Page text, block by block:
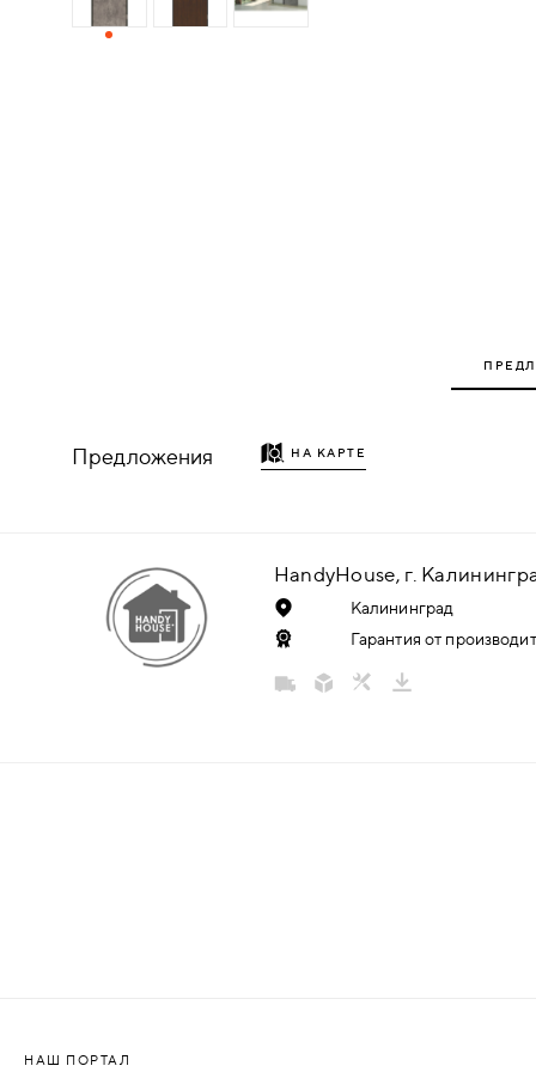
ДЕРЕВЯННЫЕ
НАДДВЕРНЫЕ
НАКЛАДКИ
Предложения НА КАРТЕ
HandyHouse, г.
Калининград
Гарантия от
НАШ ПОРТАЛ